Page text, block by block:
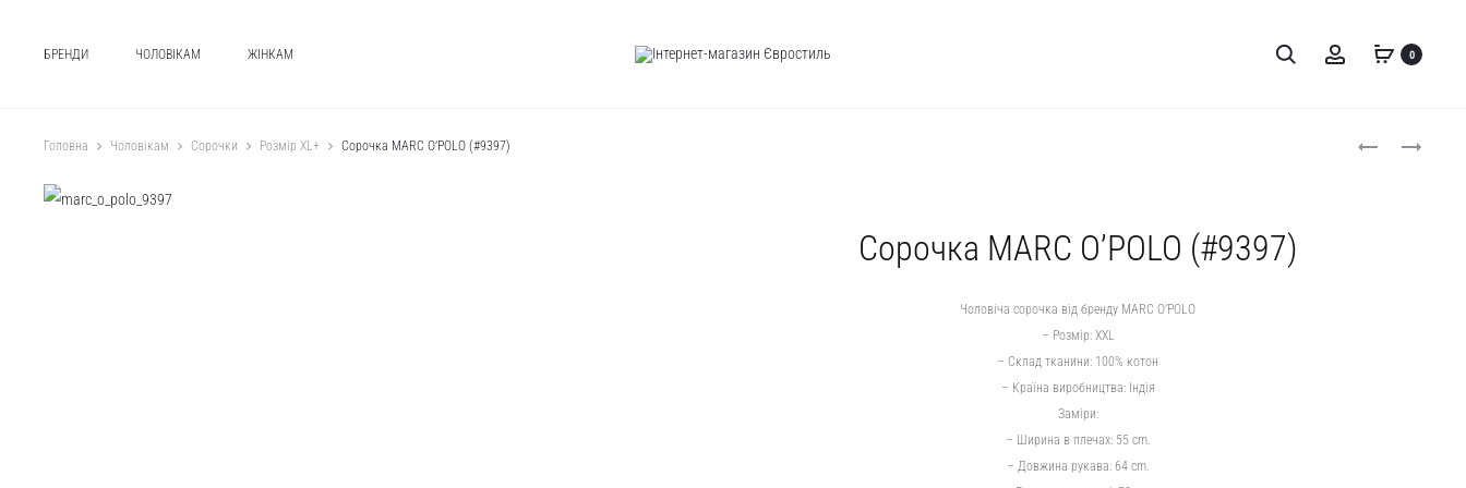
БРЕНДИ ЧОЛОВІКАМ ЖІНКАМ Пошук Account 0
Product
ШТАНИ
ФУТБОЛКА
Головна Чоловікам Сорочки Розмір XL+ Сорочка MARC O’POLO (#9397)
Сорочка MARC O’POLO (#9397)
Чоловіча сорочка від бренду MARC O’POLO
– Розмір: XXL
– Склад тканини: 100% котон
– Країна виробництва: Індія
Заміри:
– Ширина в плечах: 55 cm.
– Довжина рукава: 64 cm.